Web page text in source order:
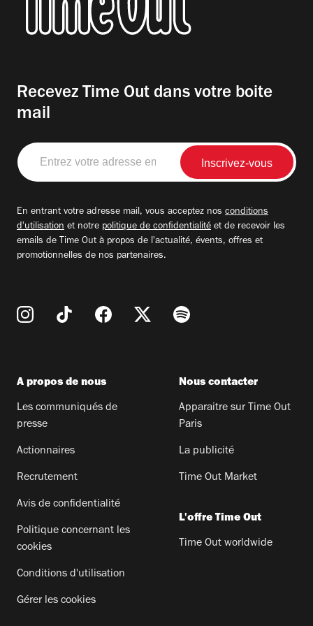
Recevez Time Out dans votre boite
mail
Entrez
votre
adresse
En entrant votre adresse mail, vous acceptez nos conditions
d'utilisation et notre politique de confidentialité et de recevoir les
emails de Time Out à propos de l'actualité, évents, offres et
promotionnelles de nos partenaires.
A propos de nous
Les communiqués de
presse
Actionnaires
Recrutement
Avis de confidentialité
Politique concernant les
cookies
Conditions d'utilisation
Gérer les cookies
Nous contacter
Apparaitre sur Time Out
Paris
La publicité
Time Out Market
L'offre Time Out
Time Out worldwide